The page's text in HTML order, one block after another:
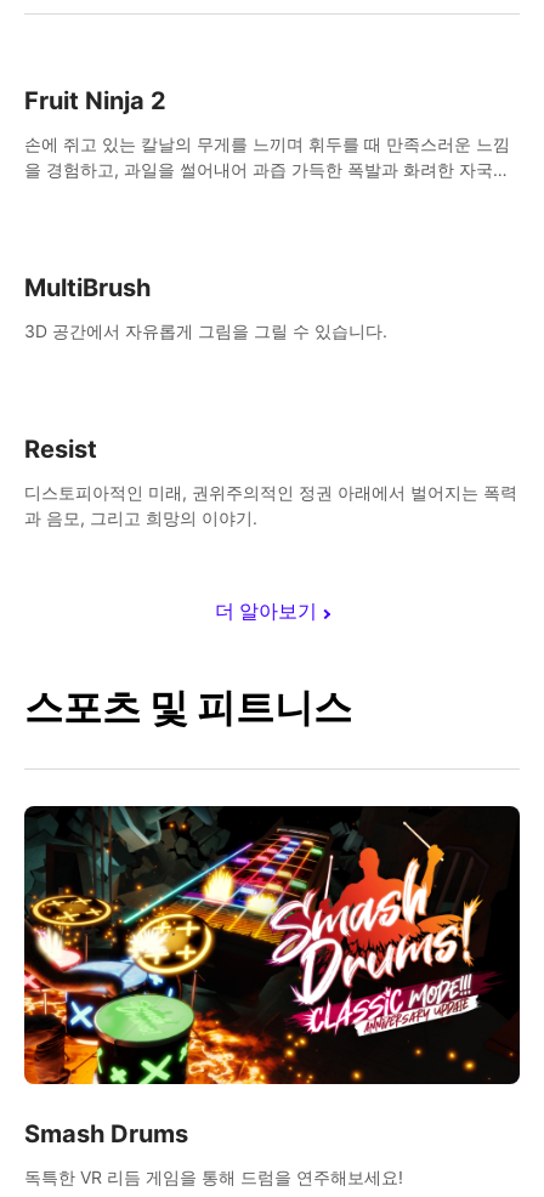
더 알아보기
Fruit Ninja 2
손에 쥐고 있는 칼날의 무게를 느끼며 휘두를 때 만족스러운 느낌
을 경험하고, 과일을 썰어내어 과즙 가득한 폭발과 화려한 자국을
MultiBrush
3D 공간에서 자유롭게 그림을 그릴 수 있습니다.
Resist
디스토피아적인 미래, 권위주의적인 정권 아래에서 벌어지는 폭력
과 음모, 그리고 희망의 이야기.
스포츠 및 피트니스
Smash Drums
독특한 VR 리듬 게임을 통해 드럼을 연주해보세요!